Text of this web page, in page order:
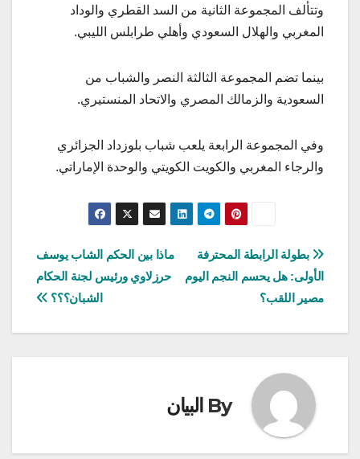
وتتألف المجموعة الثانية من السد القطري والوداد
المغربي والهلال السعودي وأهلي طرابلس الليبي.
بينما تضم المجموعة الثالثة النصر والشباب من
السعودية والزمالك المصري والاتحاد المنستيري.
وفي المجموعة الرابعة يلعب شباب بلوزداد الجزائري
والرجاء المغربي والكويت الكويتي والوحدة الإماراتي.
تصفّح
المقالات
ماذا بين الحكم الشاب يوسف
حرزلاوي ورئيس لجنة الحكام
الشبان؟؟؟
بطولة الرابطة المحترفة
الأولى: هل يحسم النجم اليوم
مصير اللقب؟
By البيان